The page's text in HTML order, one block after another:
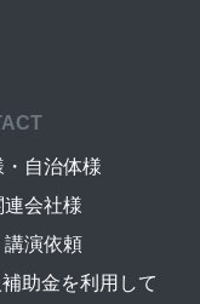
・自治体様
会社様
講演依頼
補助金を利用して